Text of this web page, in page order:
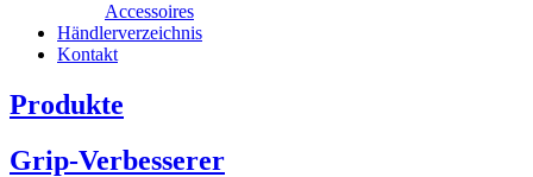
Accessoires
Händlerverzeichnis
Kontakt
Produkte
Grip-Verbesserer